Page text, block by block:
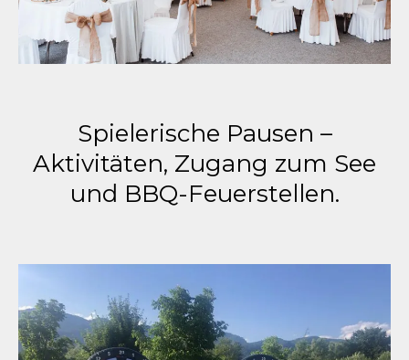
Spielerische Pausen –
Aktivitäten, Zugang zum See
und BBQ-Feuerstellen.